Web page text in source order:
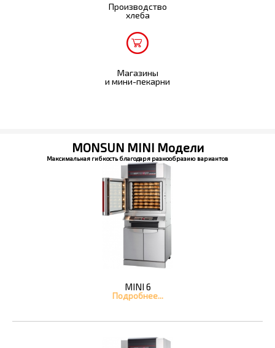
Производство
хлеба
Магазины
и мини-пекарни
MONSUN MINI Модели
Максимальная гибкость благодаря разнообразию вариантов
MINI 6
Подробнее...